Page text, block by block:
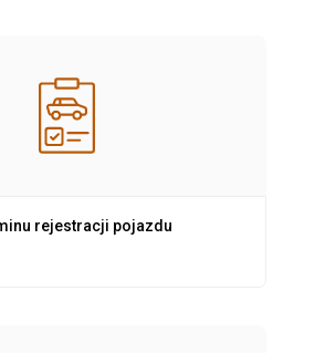
rejestracji pojazdu